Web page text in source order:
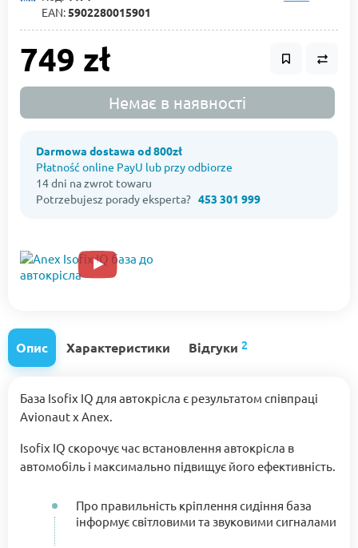
EAN:5902280015901
749 zł
Немає в наявності
Darmowa dostawa od 800zł
Płatność online PayU lub przy odbiorze
14 dni na zwrot towaru
Potrzebujesz porady eksperta? 453 301 999
Опис Характеристики Відгуки 2
База Isofix IQ для автокрісла є результатом співпраці
Avionaut x Anex.
Isofix IQ скорочує час встановлення автокрісла в
автомобіль і максимально підвищує його ефективність.
Про правильність кріплення сидіння база
інформує світловими та звуковими сигналами